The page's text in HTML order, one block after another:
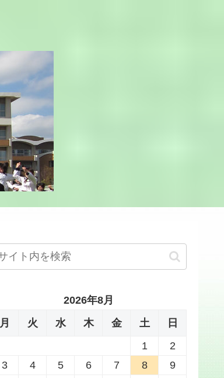
2026年8月
月
火 水 木 金 土
日
1
2
3
4 5 6 7 8
9